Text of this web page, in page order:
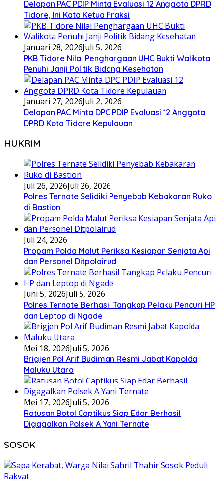
Delapan PAC PDIP Minta Evaluasi 12 Anggota DPRD
Tidore, Ini Kata Ketua Fraksi
Januari 28, 2026Juli 5, 2026
PKB Tidore Nilai Penghargaan UHC Bukti Walikota
Penuhi Janji Politik Bidang Kesehatan
Januari 27, 2026Juli 2, 2026
Delapan PAC Minta DPC PDIP Evaluasi 12 Anggota
DPRD Kota Tidore Kepulauan
HUKRIM
Juli 26, 2026Juli 26, 2026
Polres Ternate Selidiki Penyebab Kebakaran Ruko
di Bastion
Juli 24, 2026
Propam Polda Malut Periksa Kesiapan Senjata Api
dan Personel Ditpolairud
Juni 5, 2026Juli 5, 2026
Polres Ternate Berhasil Tangkap Pelaku Pencuri HP
dan Leptop di Ngade
Mei 18, 2026Juli 5, 2026
Brigjen Pol Arif Budiman Resmi Jabat Kapolda
Maluku Utara
Mei 17, 2026Juli 5, 2026
Ratusan Botol Captikus Siap Edar Berhasil
Digagalkan Polsek A Yani Ternate
SOSOK